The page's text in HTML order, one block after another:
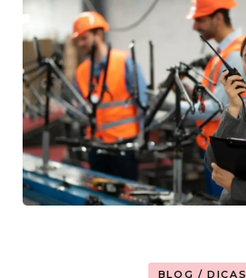
BLOG / DICAS